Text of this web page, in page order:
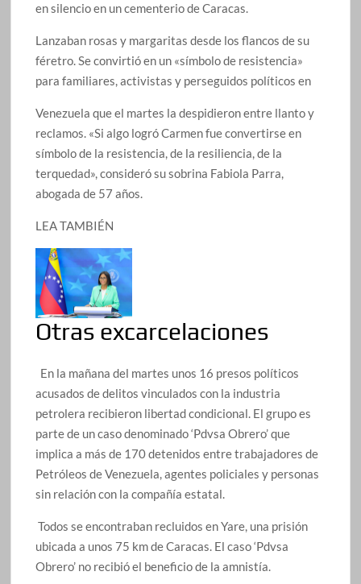
en silencio en un cementerio de Caracas.
Lanzaban rosas y margaritas desde los flancos de su
féretro. Se convirtió en un «símbolo de resistencia»
para familiares, activistas y perseguidos políticos en
Venezuela que el martes la despidieron entre llanto y
reclamos. «Si algo logró Carmen fue convertirse en
símbolo de la resistencia, de la resiliencia, de la
terquedad», consideró su sobrina Fabiola Parra,
abogada de 57 años.
LEA TAMBIÉN
Otras excarcelaciones
En la mañana del martes unos 16 presos políticos
acusados de delitos vinculados con la industria
petrolera recibieron libertad condicional. El grupo es
parte de un caso denominado ‘Pdvsa Obrero’ que
implica a más de 170 detenidos entre trabajadores de
Petróleos de Venezuela, agentes policiales y personas
sin relación con la compañía estatal.
Todos se encontraban recluidos en Yare, una prisión
ubicada a unos 75 km de Caracas. El caso ‘Pdvsa
Obrero’ no recibió el beneficio de la amnistía.